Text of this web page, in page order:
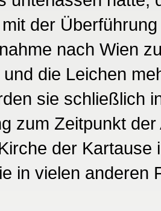
der
nach Wien
die Leichen
sie schließlich
zum Zeitpunkt
der
in vielen anderen